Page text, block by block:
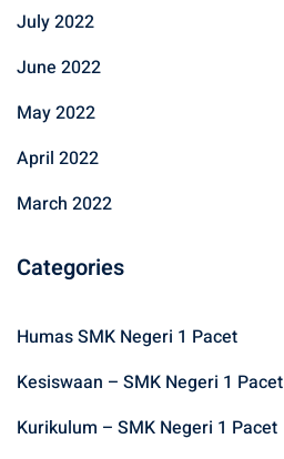
July 2022
June 2022
May 2022
April 2022
March 2022
Categories
Humas SMK Negeri 1 Pacet
Kesiswaan – SMK Negeri 1 Pacet
Kurikulum – SMK Negeri 1 Pacet